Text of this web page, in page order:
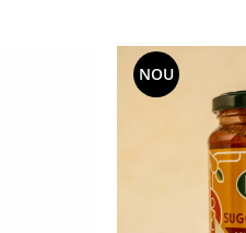
NOU